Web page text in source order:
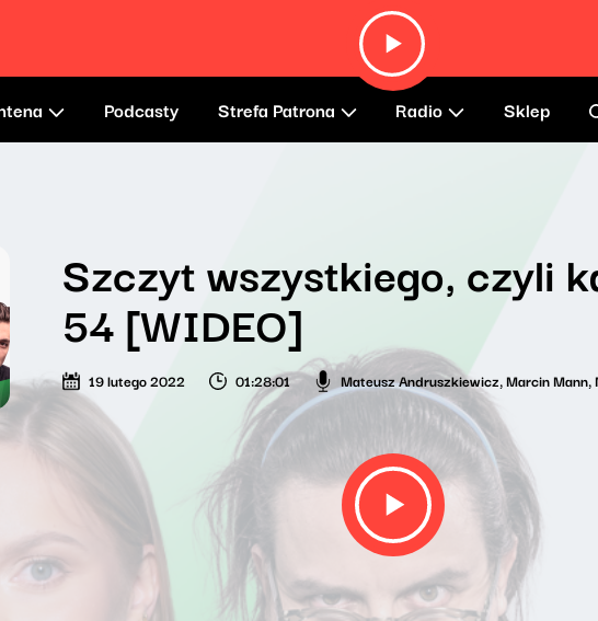
Podcasty Strefa Patrona Radio Sklep
Szczyt wszystkiego, czyli
54 [WIDEO]
19 lutego 2022 01:28:01 Mateusz Andruszkiewicz,Marcin Mann,